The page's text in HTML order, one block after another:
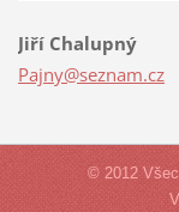
Jiří Chalupný
Pajny@seznam.cz
© 2012